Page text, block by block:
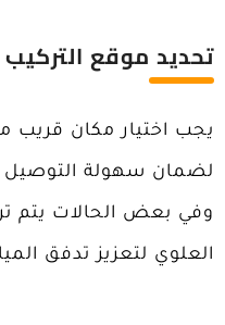
تحديد موقع
يجب اختيار مكان قريب
لضمان سهولة التوصيل
وفي بعض الحالات يتم
العلوي لتعزيز تدفق